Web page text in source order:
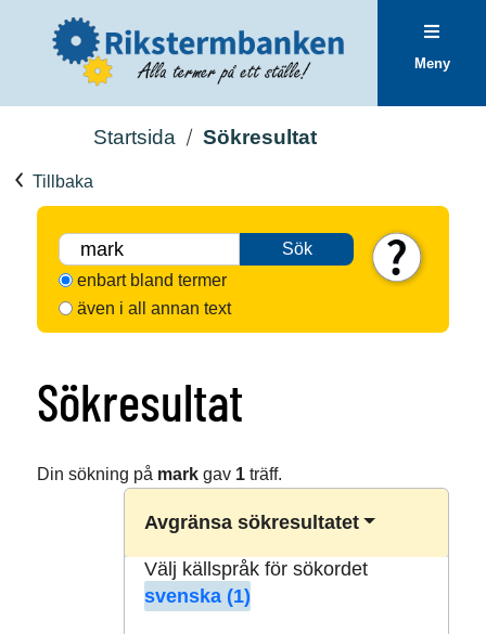
Meny
Startsida Sökresultat
Tillbaka
Sök
enbart bland termer
även i all annan text
Sökresultat
Din sökning på markgav 1träff.
Avgränsa sökresultatet
Välj källspråk för sökordet
svenska (1)